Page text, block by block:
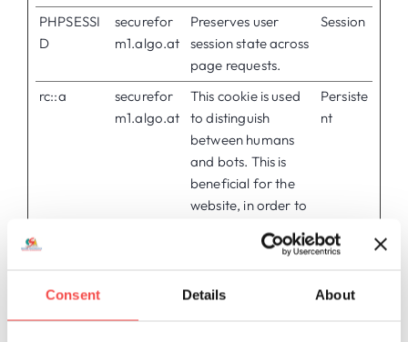
Consent Details About
PHPSESSI
D
securefor
m1.algo.at
Preserves user
session state across
page requests.
Session
rc::a
securefor
m1.algo.at
This cookie is used
to distinguish
between humans
and bots. This is
beneficial for the
website, in order to
on the use of their
Persiste
nt
rc::c
m1.algo.at
This cookie is used
Session